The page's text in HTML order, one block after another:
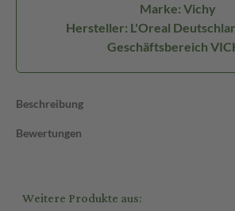
Marke: Vichy
Hersteller: L'Oreal
Geschäftsbereich
Beschreibung
Bewertungen
Weitere Produkte aus: